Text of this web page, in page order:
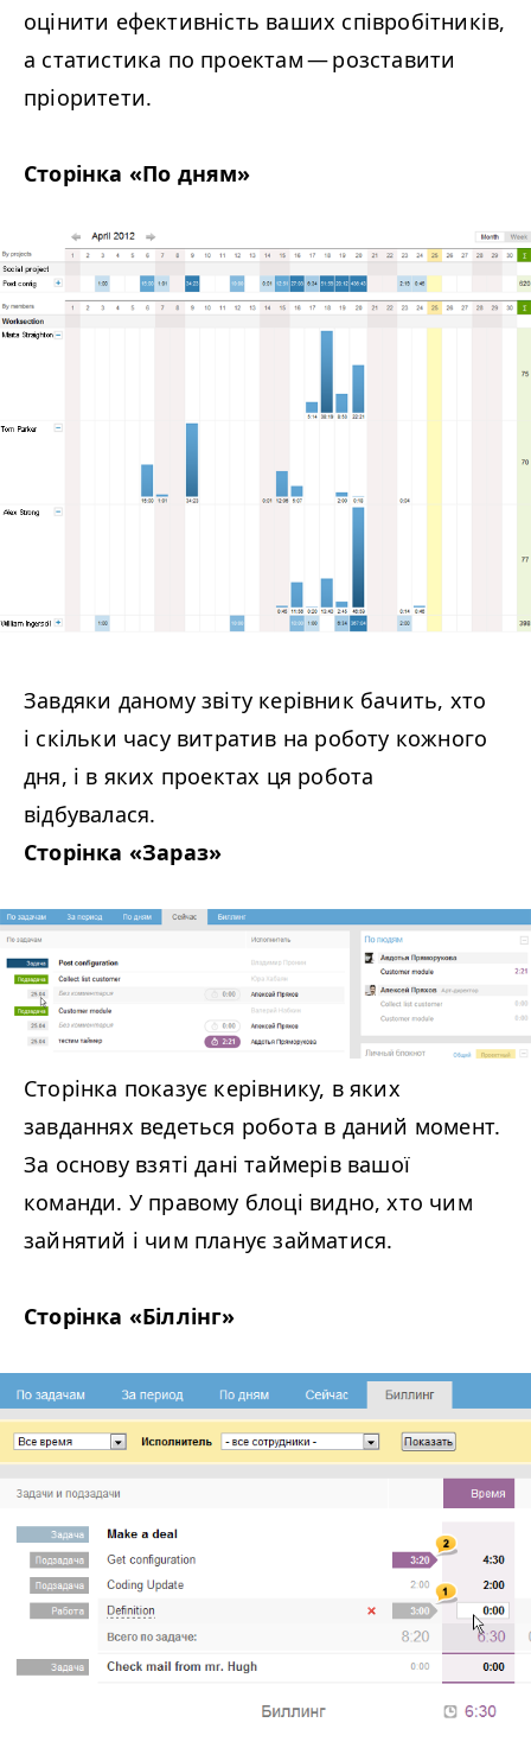
оцінити ефективність ваших співробітників,
а статистика по проектам — розставити
пріоритети.
Сторінка «По дням»
Завдяки даному звіту керівник бачить, хто
і скільки часу витратив на роботу кожного
дня, і в яких проектах ця робота
відбувалася.
Сторінка «Зараз»
Сторінка показує керівнику, в яких
завданнях ведеться робота в даний момент.
За основу взяті дані таймерів вашої
команди. У правому блоці видно, хто чим
зайнятий і чим планує займатися.
Сторінка «Біллінг»